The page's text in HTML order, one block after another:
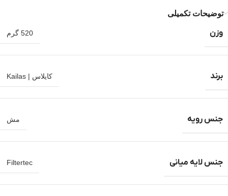
توضیحات تکمیلی
وزن 520 گرم
برند کایلاس | Kailas
جنس رویه مش
جنس لایه میانی Filtertec